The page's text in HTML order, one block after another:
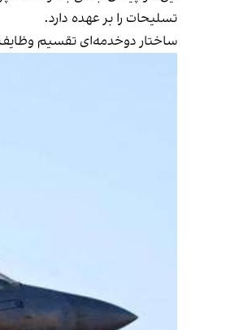
تسلیحات را بر عهده دارد.
ساختار دوخدمه‌ای تقسیم وظایف